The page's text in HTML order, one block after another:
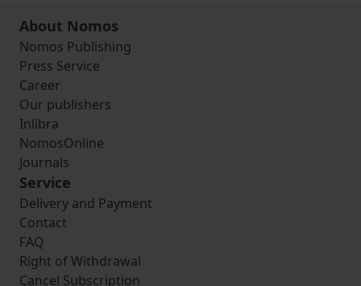
About Nomos
Nomos Publishing
Press Service
Career
Our publishers
Inlibra
NomosOnline
Journals
Service
Delivery and Payment
Contact
FAQ
Right of Withdrawal
Cancel Subscription